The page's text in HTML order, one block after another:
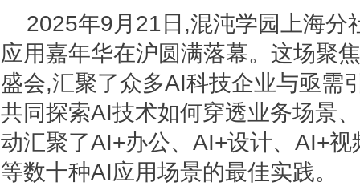
2025年9月21日,混沌学园上海分
应用嘉年华在沪圆满落幕。这场聚
盛会,汇聚了众多AI科技企业与亟需
共同探索AI技术如何穿透业务场景
动汇聚了AI+办公、AI+设计、AI+
等数十种AI应用场景的最佳实践。